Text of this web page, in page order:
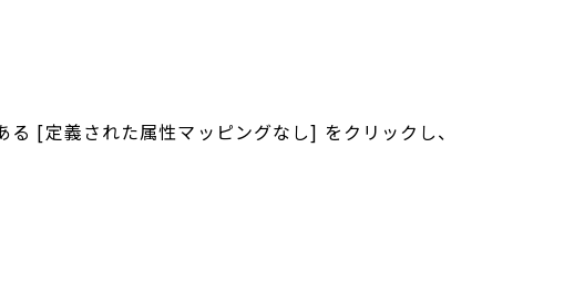
[定義された属性マッピングなし] をクリックし、